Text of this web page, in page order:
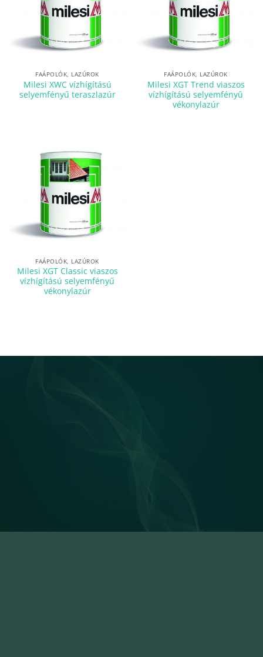
FAÁPOLÓK, LAZÚROK
Milesi XWC vízhígítású
selyemfényű teraszlazúr
FAÁPOLÓK, LAZÚROK
Milesi XGT Trend viaszos
vízhígítású selyemfényû
vékonylazúr
FAÁPOLÓK, LAZÚROK
Milesi XGT Classic viaszos
vízhígítású selyemfényű
vékonylazúr